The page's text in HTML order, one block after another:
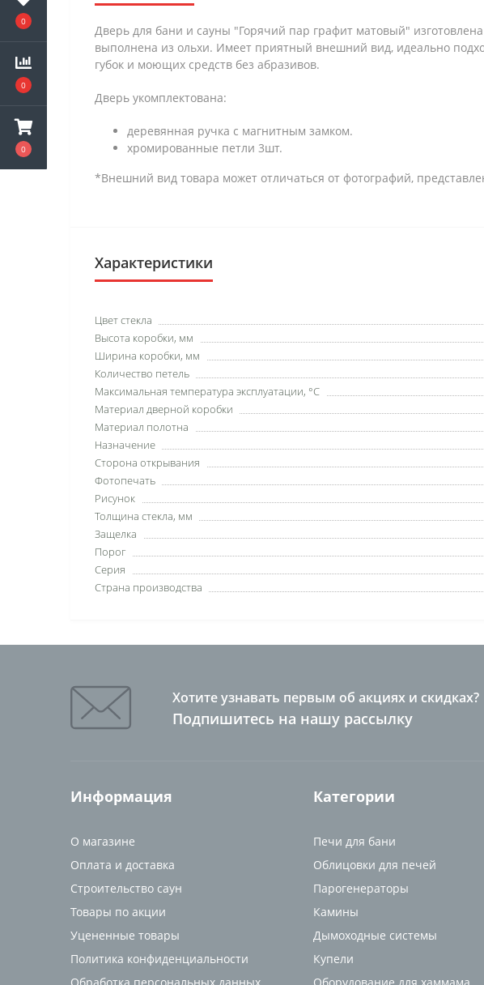
0
0
0
Дверь для бани и сауны "Горячий пар графит матовый"
выполнена из ольхи. Имеет приятный внешний вид, идеально
губок и моющих средств без абразивов.
Дверь укомплектована:
деревянная ручка с магнитным замком.
хромированные петли 3шт.
*Внешний вид товара может отличаться от фотографий,
Характеристики
Цвет стекла
Высота коробки, мм
Ширина коробки, мм
Количество петель
Максимальная температура эксплуатации, °C
Материал дверной коробки
Материал полотна
Назначение
Сторона открывания
Фотопечать
Рисунок
Толщина стекла, мм
Защелка
Порог
Серия
Страна производства
Хотите узнавать первым об акциях и скидках?
Подпишитесь на нашу рассылку
Информация
О магазине
Оплата и доставка
Строительство саун
Товары по акции
Уцененные товары
Политика конфиденциальности
Категории
Печи для бани
Облицовки для печей
Парогенераторы
Камины
Дымоходные системы
Купели